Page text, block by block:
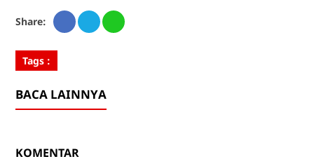
Share:
Tags :
BACA LAINNYA
KOMENTAR